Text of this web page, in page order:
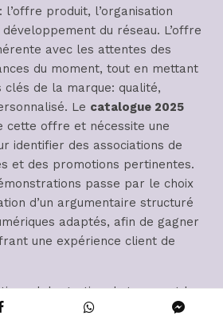
produit, l’organisation
du réseau. L’offre
avec les attentes des
du moment, tout en mettant
de la marque: qualité,
Le catalogue 2025
cette offre et nécessite une
identifier des associations de
et des promotions pertinentes.
passe par le choix
d’un argumentaire structuré
adaptés, afin de gagner
une expérience client de
la gestion du temps et la
vous sont des leviers